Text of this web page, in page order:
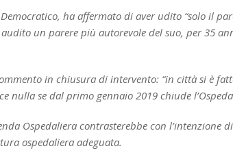
ha affermato di aver udito “solo il
un parere più autorevole del suo, per 35
in chiusura di intervento: “in città si è
se dal primo gennaio 2019 chiude
Ospedaliera contrasterebbe con l’intenzione
ospedaliera adeguata.